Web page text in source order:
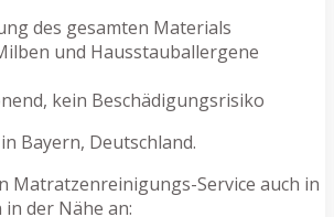
des gesamten Materials
und Hausstauballergene
kein Beschädigungsrisiko
Bayern, Deutschland.
Matratzenreinigungs-Service auch in
der Nähe an: